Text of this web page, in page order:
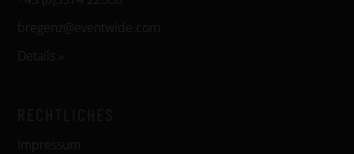
bregenz@eventwide.com
Details »
Impressum